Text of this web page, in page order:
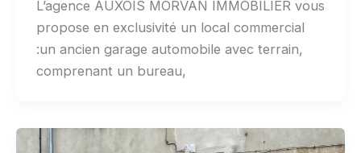
L’agence AUXOIS MORVAN IMMOBILIER vous
propose en exclusivité un local commercial
:un ancien garage automobile avec terrain,
comprenant un bureau,